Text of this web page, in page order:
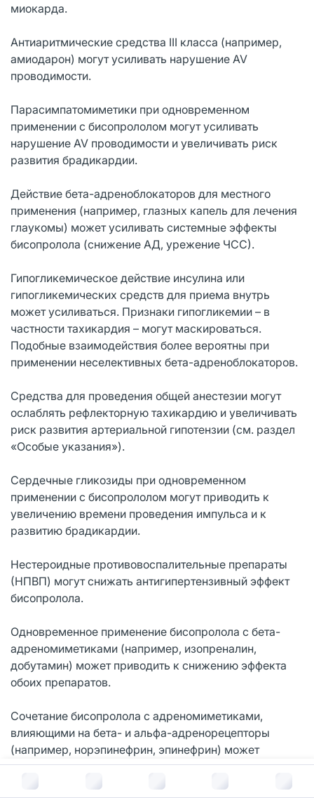
миокарда.
Антиаритмические средства III класса (например,
амиодарон) могут усиливать нарушение AV
проводимости.
Парасимпатомиметики при одновременном
применении с бисопрололом могут усиливать
нарушение AV проводимости и увеличивать риск
развития брадикардии.
Действие бета-адреноблокаторов для местного
применения (например, глазных капель для лечения
глаукомы) может усиливать системные эффекты
бисопролола (снижение АД, урежение ЧСС).
Гипогликемическое действие инсулина или
гипогликемических средств для приема внутрь
может усиливаться. Признаки гипогликемии – в
частности тахикардия – могут маскироваться.
Подобные взаимодействия более вероятны при
применении неселективных бета-адреноблокаторов.
Средства для проведения общей анестезии могут
ослаблять рефлекторную тахикардию и увеличивать
риск развития артериальной гипотензии (см. раздел
«Особые указания»).
Сердечные гликозиды при одновременном
применении с бисопрололом могут приводить к
увеличению времени проведения импульса и к
развитию брадикардии.
Нестероидные противовоспалительные препараты
(НПВП) могут снижать антигипертензивный эффект
бисопролола.
Одновременное применение бисопролола с бета-
адреномиметиками (например, изопреналин,
добутамин) может приводить к снижению эффекта
обоих препаратов.
Сочетание бисопролола с адреномиметиками,
влияющими на бета- и альфа-адренорецепторы
(например, норэпинефрин, эпинефрин) может
усиливать вазоконстрикторные эффекты этих